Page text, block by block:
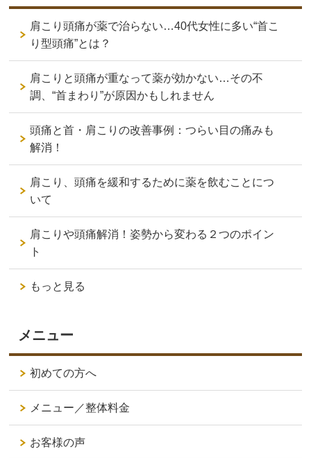
肩こり頭痛が薬で治らない…40代女性に多い“首こ
り型頭痛”とは？
肩こりと頭痛が重なって薬が効かない…その不
調、“首まわり”が原因かもしれません
頭痛と首・肩こりの改善事例：つらい目の痛みも
解消！
肩こり、頭痛を緩和するために薬を飲むことにつ
いて
肩こりや頭痛解消！姿勢から変わる２つのポイン
ト
もっと見る
メニュー
初めての方へ
メニュー／整体料金
お客様の声